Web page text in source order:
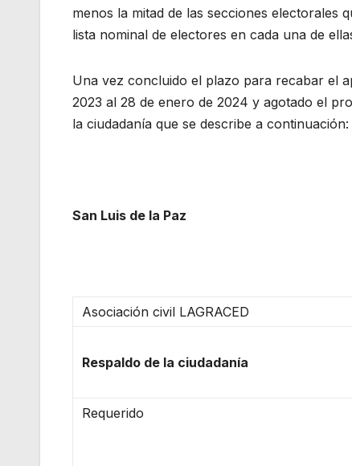
menos la mitad de las secciones electorales
lista nominal de electores en cada una de
Una vez concluido el plazo para recabar el
2023 al 28 de enero de 2024 y agotado el
la ciudadanía que se describe a continuación:
San Luis de la Paz
Asociación civil LAGRACED
Respaldo de la ciudadanía
Requerido